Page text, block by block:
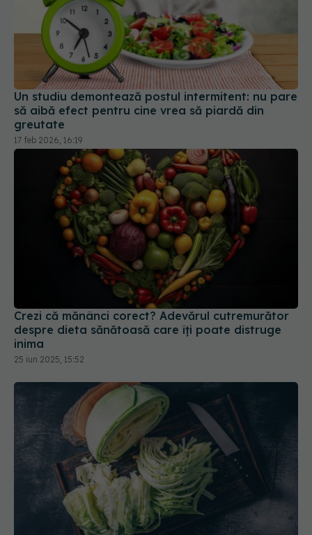
Un studiu demontează postul intermitent: nu pare
să aibă efect pentru cine vrea să piardă din
greutate
17 feb 2026, 16:19
Crezi că mănânci corect? Adevărul cutremurător
despre dieta sănătoasă care îți poate distruge
Varza, noul „superaliment” din bucătării. De ce o
recomandă nutriționiștii
14 mar 2026, 20:35